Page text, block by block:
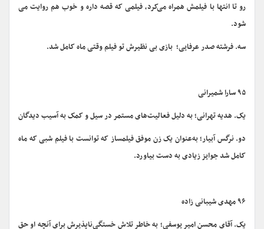
رو تا انتها با فیلمش همراه می‌کرد، فیلمی که قصه داره و خوب هم روایت می
شود.
سه. فرشته صدر عرفایی؛ بازی بی نظیرش تو فیلم وقتی ماه کامل شد.
۹۵ سارا شمیرانی
یک. هدیه تهرانی؛ به دلیل فعالیت‌های مستمر در سیل و کمک به آسیب دیدگان
دو. نرگس آبیار؛ به‌عنوان یک زن موفق فیلمساز که توانست با فیلم شبی که ماه
کامل شد جوایز زیادی به دست بیاورد.
۹۶ مهدی شیبانی زاده
یک. آقای محسن امیر یوسفی؛ به خاطر تلاش خستگی‌ناپذیرش برای آنچه او حق